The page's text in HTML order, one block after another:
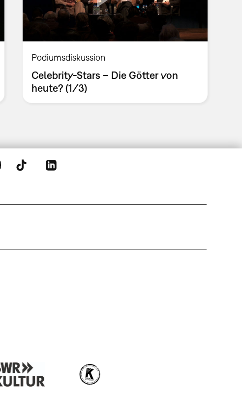
Podiumsdiskussion
Celebrity-Stars – Die Götter von
heute? (1/3)